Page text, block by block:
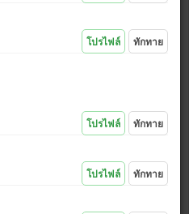
px)
โปรไฟล์ ทักทาย
โปรไฟล์ ทักทาย
โปรไฟล์ ทักทาย